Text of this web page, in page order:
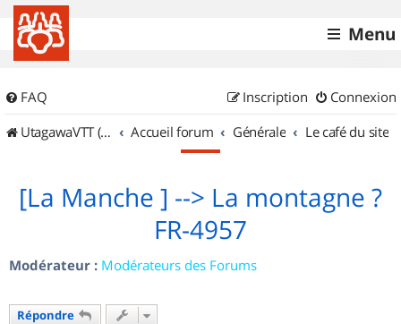
Menu
FAQ Connexion
Inscription
UtagawaVTT (Randos VTT et VTTAE avec traces GPS)
Accueil forum Générale Le café du site
[La Manche ] --> La montagne ?
FR-4957
Modérateur : Modérateurs des Forums
Répondre